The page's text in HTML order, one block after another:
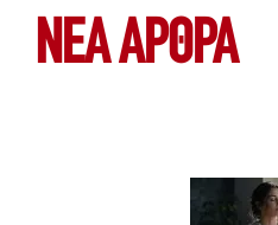
ΝΕΑ ΆΡΘΡΑ